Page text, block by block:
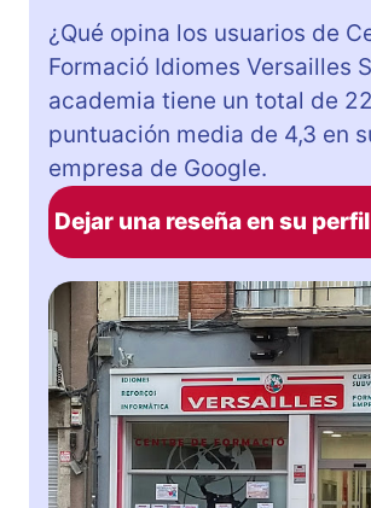
¿Qué opina los usuarios de
Formació Idiomes Versailles
academia tiene un total de
puntuación media de 4,3 en
empresa de Google.
Dejar una reseña en su